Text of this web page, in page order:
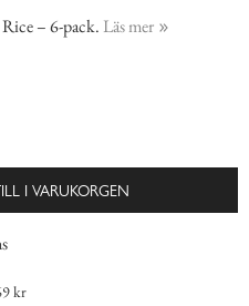
– 6-pack. Läs mer
I VARUKORGEN
kr